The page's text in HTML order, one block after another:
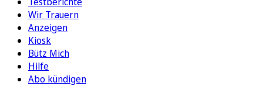
Wir Trauern
Anzeigen
Kiosk
Bütz Mich
Hilfe
Abo kündigen